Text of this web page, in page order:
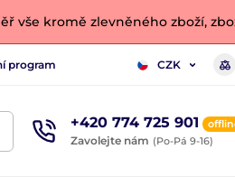
vše kromě zlevněného zboží,
program CZK
+420 774 725 901
Zavolejte nám (Po-Pá 9-16)